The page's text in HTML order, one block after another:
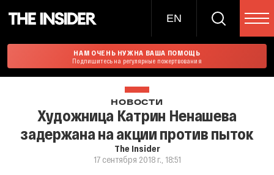
EN
НАМ ОЧЕНЬ НУЖНА ВАША ПОМОЩЬ
Подпишитесь на регулярные пожертвования
НОВОСТИ
Художница Катрин Ненашева
задержана на акции против пыток
The Insider
17 сентября 2018 г., 18:51